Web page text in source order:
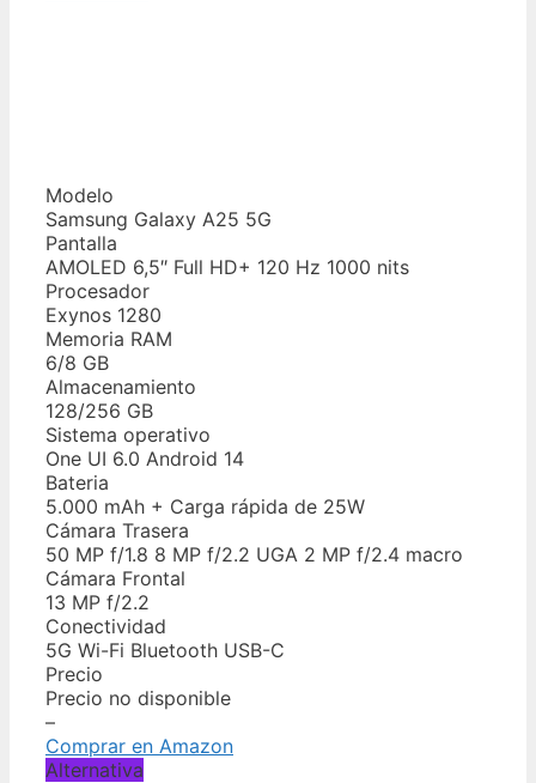
Modelo
Samsung Galaxy A25 5G
Pantalla
AMOLED 6,5″ Full HD+ 120 Hz 1000 nits
Procesador
Exynos 1280
Memoria RAM
6/8 GB
Almacenamiento
128/256 GB
Sistema operativo
One UI 6.0 Android 14
Bateria
5.000 mAh + Carga rápida de 25W
Cámara Trasera
50 MP f/1.8 8 MP f/2.2 UGA 2 MP f/2.4 macro
Cámara Frontal
13 MP f/2.2
Conectividad
5G Wi-Fi Bluetooth USB-C
Precio
Precio no disponible
–
Comprar en Amazon
Alternativa